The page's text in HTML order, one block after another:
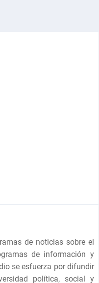
de noticias sobre el
de información y
se esfuerza por difundir
política, social y